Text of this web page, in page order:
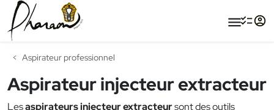
menu
Aspirateur professionnel
Aspirateur injecteur extracteur
Lesaspirateurs injecteur extracteursont des outils